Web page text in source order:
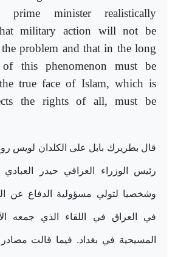
minister realistically
military action will not be
problem and that in the long
this phenomenon must be
true face of Islam, which is
the rights of all, must be
قال بطريرك بابل على الكلدان لويس
رئيس الوزراء العراقي حيدر
وشخصيا لتولي مسؤولية الدفاع عن
في العراق في اللقاء الذي جمعه
المسيحية في بغداد. فيما قالت